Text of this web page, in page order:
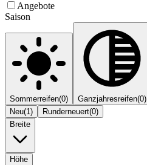
Angebote
Saison
Sommerreifen(0) Ganzjahresreifen(0)
Neu(1) Runderneuert(0)
Breite
Höhe